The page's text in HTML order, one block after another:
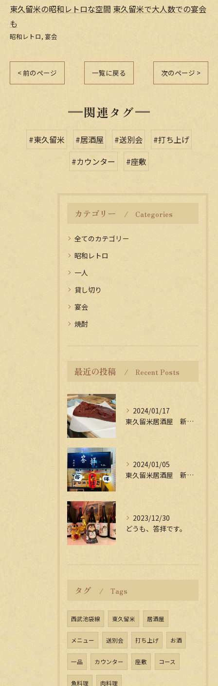
東久留米の昭和レトロな空間 東久留米で大人数での宴会
も
昭和レトロ 宴会
< 前のページ 一覧に戻る 次のページ >
関連タグ
#東久留米 #居酒屋 #送別会
#打ち上げ
#カウンター
#座敷
カテゴリー Categories
全てのカテゴリー
昭和レトロ
一人
貸し切り
宴会
焼酎
最近の投稿 Recent Posts
2024/01/17
東久留米居酒屋 新年会受付中
2024/01/05
東久留米居酒屋 新年会受付中
2023/12/30
どうも、答拝です。
タグ Tags
西武池袋線 東久留米 居酒屋
メニュー 送別会 打ち上げ お酒
一品 カウンター 座敷 コース
魚料理 肉料理